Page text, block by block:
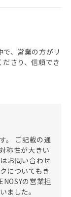
、営業の方がリ
さり、信頼でき
。 ご記載の通
称性が大きい
お問い合わせ
についてもき
の営業担
ました。